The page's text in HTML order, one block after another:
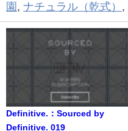
園
ナチュラル（乾式）
Definitive.：Sourced by
Definitive. 019